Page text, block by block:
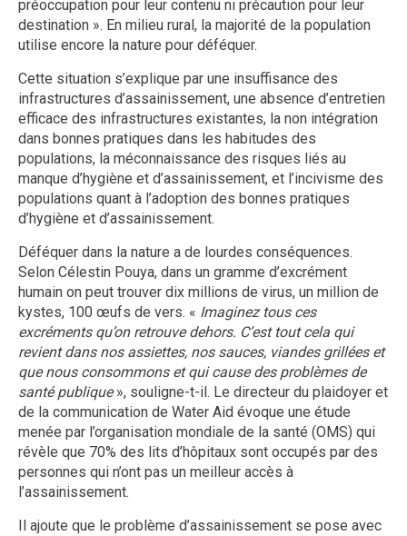
préoccupation pour leur contenu ni précaution pour leur
destination ». En milieu rural, la majorité de la population
utilise encore la nature pour déféquer.
Cette situation s’explique par une insuffisance des
infrastructures d’assainissement, une absence d’entretien
efficace des infrastructures existantes, la non intégration
dans bonnes pratiques dans les habitudes des
populations, la méconnaissance des risques liés au
manque d’hygiène et d’assainissement, et l’incivisme des
populations quant à l’adoption des bonnes pratiques
d’hygiène et d’assainissement.
Déféquer dans la nature a de lourdes conséquences.
Selon Célestin Pouya, dans un gramme d’excrément
humain on peut trouver dix millions de virus, un million de
kystes, 100 œufs de vers. « Imaginez tous ces
excréments qu’on retrouve dehors. C’est tout cela qui
revient dans nos assiettes, nos sauces, viandes grillées et
que nous consommons et qui cause des problèmes de
santé publique», souligne-t-il. Le directeur du plaidoyer et
de la communication de Water Aid évoque une étude
menée par l’organisation mondiale de la santé (OMS) qui
révèle que 70% des lits d’hôpitaux sont occupés par des
personnes qui n’ont pas un meilleur accès à
l’assainissement.
Il ajoute que le problème d’assainissement se pose avec